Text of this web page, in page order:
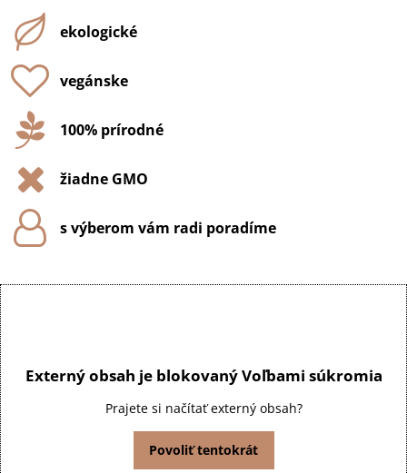
ekologické
vegánske
100% prírodné
žiadne GMO
s výberom vám radi poradíme
Externý obsah je blokovaný Voľbami súkromia
Prajete si načítať externý obsah?
Povoliť tentokrát